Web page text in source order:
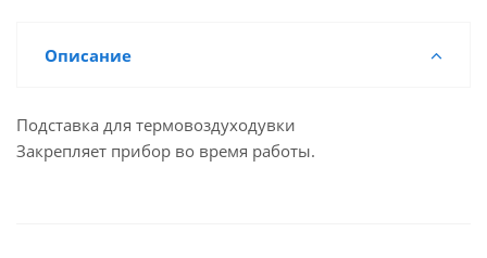
Описание
Подставка для термовоздуходувки
Закрепляет прибор во время работы.